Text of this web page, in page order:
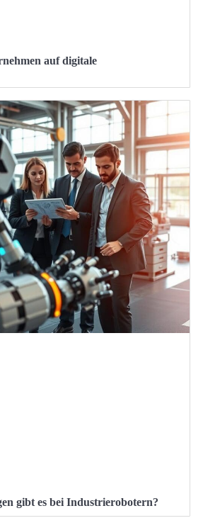
auf digitale
gibt es bei Industrierobotern?